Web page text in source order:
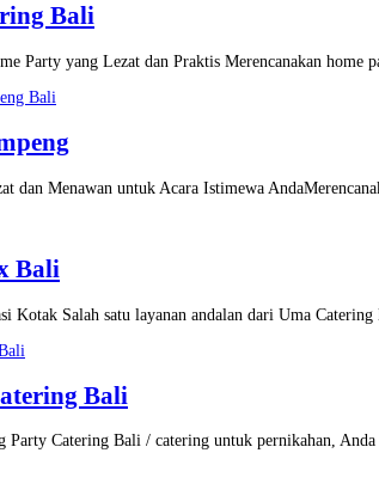
Bali
Party yang Lezat dan Praktis Merencanakan home
dan Menawan untuk Acara Istimewa
Bali
Kotak Salah satu layanan andalan dari Uma
Bali
Party Catering Bali / catering untuk pernikahan,